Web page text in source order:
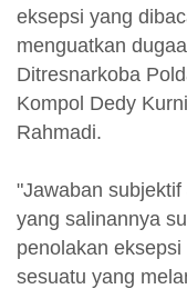
eksepsi yang
menguatkan
Ditresnarkoba
Kompol Dedy
Rahmadi.
"Jawaban
yang salinannya
penolakan
sesuatu yang